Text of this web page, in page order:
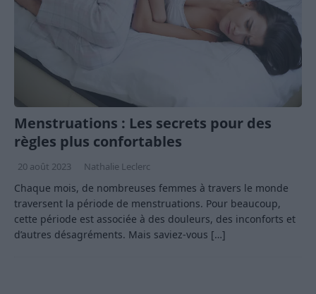
Menstruations : Les secrets pour des
règles plus confortables
20 août 2023 Nathalie Leclerc
Chaque mois, de nombreuses femmes à travers le monde
traversent la période de menstruations. Pour beaucoup,
cette période est associée à des douleurs, des inconforts et
d’autres désagréments. Mais saviez-vous […]